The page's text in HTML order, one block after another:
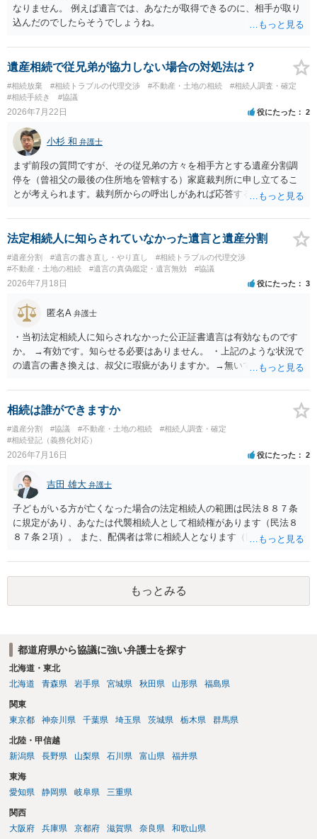
なりません。 例えば遺言では、あなたが取得できるのに、相手が取り
込んだのでしたらそうでしょうね。
遺産相続で従兄弟が協力しない場合の対処法は？
#相続放棄 #相続トラブルの代理交渉 #不動産・土地の相続
#相続人調査・確定
#相続手続き
#協議
2026年7月22日 役にたった 2
小杉 和 弁護士
まず前段の質問ですが、その従兄弟の方々を相手方とする遺産分割調
停を（曾祖父の最後の住所地を管轄する）家庭裁判所に申し立てるこ
とが考えられます。裁判所からの呼出しがあれば応答する可能性がま
能と思われます。時間が思った以上にないので必要書類をてきぱきと
揃える必要があります。その点是非御注意ください。
法定相続人に知らされていなかった遺言と遺産分割
#遺産分割 #遺言の書き直し・やり直し
#相続トラブルの代理交渉
#不動産・土地の相続
#遺言の真偽鑑定・遺言無効 #協議
2026年7月18日 役にたった 3
匿名A 弁護士
・当初法定相続人に知らされなかった公正証書遺言は有効なものです
か。 →有効です。知らせる必要はありません。 ・上記のような状況で
の遺言の書き換えは、叔父に瑕疵がありますか。→無いです。 ・分割
ますか。 →本人が自由に決められますので、どこが妥当とは言えない
です。客観的な基準もありません。 ・できれば穏やかに、分割を拒否
することはできますか。 →分割を拒否するということは、遺産はいら
ないということでしょうか。遺言で、受取を指定されててもいらない
と拒否することはできます。理由を説明する必要はありません。
相続は誰ができますか
#遺産分割 #協議 #不動産・土地の相続
#相続人調査・確定
#相続登記（義務化対応）
2026年7月16日 役にたった 2
吉田 雄大 弁護士
子どもがいる方が亡くなった場合の法定相続人の範囲は民法８８７条
に規定があり、あなたは代襲相続人として相続権があります（民法８
８７条２項）。 また、配偶者は常に相続人となります（民法８９０
も相続権があります。つまり、孫５人に加えて「おじ又はおば」にも
相続権がある可能性があります。
もっとみる
都道府県から協議に強い弁護士を探す
北海道・東北
北海道
青森県 岩手県 宮城県 秋田県 山形県 福島県
関東
東京都
神奈川県 千葉県 埼玉県 茨城県 栃木県 群馬県
北陸・甲信越
新潟県
長野県 山梨県 石川県 富山県 福井県
東海
愛知県
静岡県 岐阜県 三重県
関西
大阪府
兵庫県 京都府 滋賀県 奈良県 和歌山県